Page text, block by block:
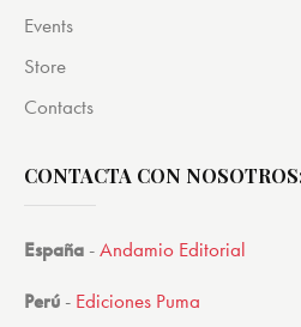
Events
Store
Contacts
CONTACTA CON
España -Andamio Editorial
Perú - Ediciones Puma